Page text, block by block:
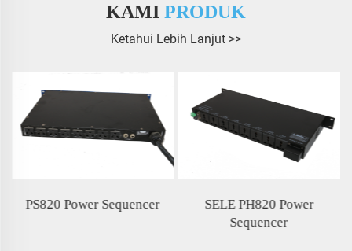
KAMI PRODUK
Ketahui Lebih Lanjut >>
PS820 Power Sequencer
SELE PH820 Power
Sequencer